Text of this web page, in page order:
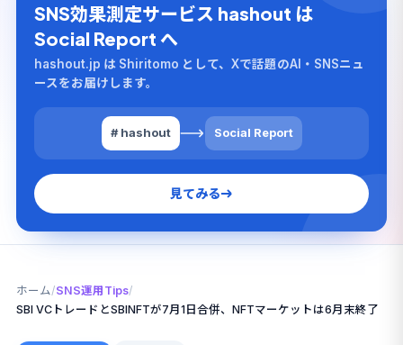
SNS効果測定サービス hashout は
Social Report へ
hashout.jp は Shiritomo として、Xで話題のAI・SNSニュ
ースをお届けします。
# hashout Social Report
見てみる
ホーム /SNS運用Tips/
SBI VCトレードとSBINFTが7月1日合併、NFTマーケットは6月末終了